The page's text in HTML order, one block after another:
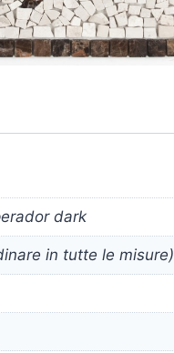
dark
in tutte le misure)